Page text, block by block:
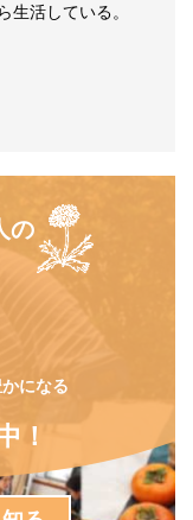
生活している。
の
になる
！